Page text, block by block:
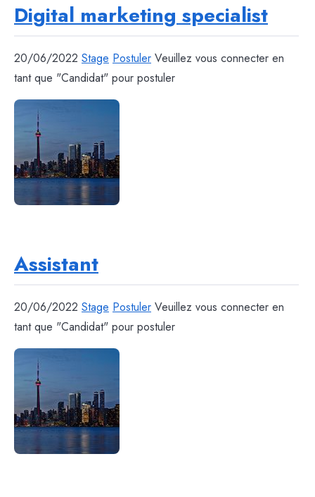
Digital marketing specialist
20/06/2022 Stage Postuler Veuillez vous connecter en
tant que "Candidat" pour postuler
Assistant
20/06/2022 Stage Postuler Veuillez vous connecter en
tant que "Candidat" pour postuler